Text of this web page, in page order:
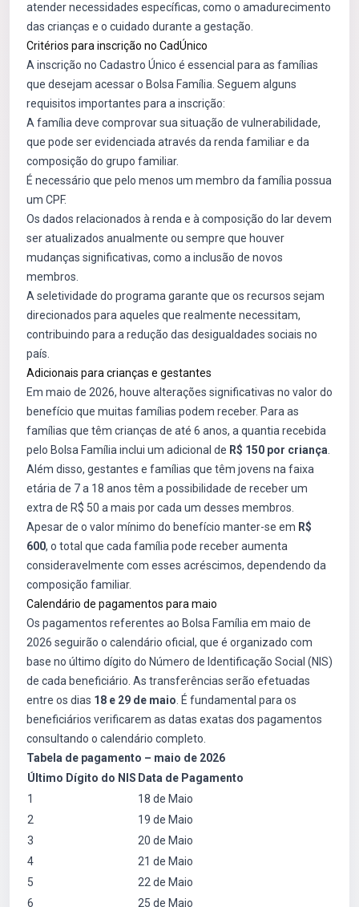
atender necessidades específicas, como o amadurecimento
das crianças e o cuidado durante a gestação.
Critérios para inscrição no CadÚnico
A inscrição no Cadastro Único é essencial para as famílias
que desejam acessar o Bolsa Família. Seguem alguns
requisitos importantes para a inscrição:
A família deve comprovar sua situação de vulnerabilidade,
que pode ser evidenciada através da renda familiar e da
composição do grupo familiar.
É necessário que pelo menos um membro da família possua
um CPF.
Os dados relacionados à renda e à composição do lar devem
ser atualizados anualmente ou sempre que houver
mudanças significativas, como a inclusão de novos
membros.
A seletividade do programa garante que os recursos sejam
direcionados para aqueles que realmente necessitam,
contribuindo para a redução das desigualdades sociais no
país.
Adicionais para crianças e gestantes
Em maio de 2026, houve alterações significativas no valor do
benefício que muitas famílias podem receber. Para as
famílias que têm crianças de até 6 anos, a quantia recebida
pelo Bolsa Família inclui um adicional de R$ 150 por criança
Além disso, gestantes e famílias que têm jovens na faixa
etária de 7 a 18 anos têm a possibilidade de receber um
extra de R$ 50 a mais por cada um desses membros.
Apesar de o valor mínimo do benefício manter-se em R$
600, o total que cada família pode receber aumenta
consideravelmente com esses acréscimos, dependendo da
composição familiar.
Calendário de pagamentos para maio
Os pagamentos referentes ao Bolsa Família em maio de
2026 seguirão o calendário oficial, que é organizado com
base no último dígito do Número de Identificação Social (NIS)
de cada beneficiário. As transferências serão efetuadas
entre os dias 18 e 29 de maio . É fundamental para os
beneficiários verificarem as datas exatas dos pagamentos
consultando o calendário completo.
Tabela de pagamento – maio de 2026
Último Dígito do NIS Data de Pagamento
1
18 de Maio
2
19 de Maio
3
20 de Maio
4
21 de Maio
5
22 de Maio
6
25 de Maio